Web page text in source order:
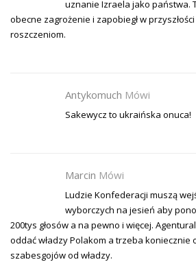
uznanie Izraela jako państwa.
obecne zagrożenie i zapobiegł w
roszczeniom.
Antykomuch Mówi
Sakewycz to ukraińska onuca!
Marcin Mówi
Ludzie Konfederacji muszą
wyborczych na jesień aby
200tys głosów a na pewno i więcej.
oddać władzy Polakom a trzeba koniecznie
szabesgojów od władzy.